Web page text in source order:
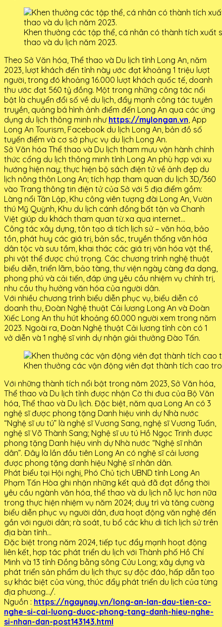
Khen thưởng các tập thể, cá nhân có thành tích xuất
thao và du lịch năm 2023.
Theo Sở Văn hóa, Thể thao và Du lịch tỉnh Long An, năm
2023, lượt khách đến tỉnh này ước đạt khoảng 1 triệu lượt
người, trong đó khoảng 16.000 lượt khách quốc tế, doanh
thu ước đạt 560 tỷ đồng. Một trong những công tác nổi
bật là chuyển đổi số về du lịch, đẩy mạnh công tác tuyên
truyền, quảng bá hình ảnh điểm đến Long An qua các ứng
dụng du lịch thông minh như https://mylongan.vn, App
Long An Tourism, Facebook du lịch Long An, bản đồ số
tuyến điểm và cơ sở phục vụ du lịch Long An.
Sở Văn hóa Thể thao và Du lịch tham mưu vận hành chính
thức cổng du lịch thông minh tỉnh Long An phù hợp với xu
hướng hiện nay; thực hiện bộ sách điện tử về ảnh đẹp du
lịch nông thôn Long An; tích hợp tham quan du lịch 3D/360
vào Trang thông tin điện tử của Sở với 5 địa điểm gồm:
Làng nổi Tân Lập, Khu công viên tượng đài Long An, Vườn
thú Mỹ Quỳnh, Khu du lịch cánh đồng bất tận và Chanh
Việt giúp du khách tham quan từ xa qua internet…
Công tác xây dựng, tôn tạo di tích lịch sử – văn hóa, bảo
tồn, phát huy các giá trị, bản sắc, truyền thống văn hóa
dân tộc và sưu tầm, khai thác các giá trị văn hóa vật thể,
phi vật thể được chú trọng. Các chương trình nghệ thuật
biểu diễn, triển lãm, bảo tàng, thư viện ngày càng đa dạng,
phong phú và cải tiến, đáp ứng yêu cầu nhiệm vụ chính trị,
nhu cầu thụ hưởng văn hóa của người dân.
Với nhiều chương trình biểu diễn phục vụ, biểu diễn có
doanh thu, Đoàn Nghệ thuật Cải lương Long An và Đoàn
Xiếc Long An thu hút khoảng 60.000 người xem trong năm
2023. Ngoài ra, Đoàn Nghệ thuật Cải lương tỉnh còn có 1
vở diễn và 1 nghệ sĩ vinh dự nhận giải thưởng Đào Tấn.
Khen thưởng các vận động viên đạt thành tích cao
Với những thành tích nổi bật trong năm 2023, Sở Văn hóa,
Thể thao và Du lịch tỉnh được nhận Cờ thi đua của Bộ Văn
hóa, Thể thao và Du lịch. Đặc biệt, năm qua Long An có 3
nghệ sĩ được phong tặng Danh hiệu vinh dự Nhà nước
“Nghệ sĩ ưu tú” là nghệ sĩ Vương Sang, nghệ sĩ Vương Tuấn,
nghệ sĩ Võ Thành Sang; Nghệ sĩ ưu tú Hồ Ngọc Trinh được
phong tặng Danh hiệu vinh dự Nhà nước “Nghệ sĩ nhân
dân”. Đây là lần đầu tiên Long An có nghệ sĩ cải lương
được phong tặng danh hiệu Nghệ sĩ nhân dân.
Phát biểu tại Hội nghị, Phó Chủ tịch UBND tỉnh Long An
Phạm Tấn Hòa ghi nhận những kết quả đã đạt đồng thời
yêu cầu ngành văn hóa, thể thao và du lịch nỗ lực hơn nữa
trong thực hiện nhiệm vụ năm 2024; duy trì và tăng cường
biểu diễn phục vụ người dân, đưa hoạt động văn nghệ đến
gần với người dân; rà soát, tu bổ các khu di tích lịch sử trên
địa bàn tỉnh…
Đặc biệt trong năm 2024, tiếp tục đẩy mạnh hoạt động
liên kết, hợp tác phát triển du lịch với Thành phố Hồ Chí
Minh và 13 tỉnh Đồng bằng sông Cửu Long; xây dựng và
phát triển sản phẩm du lịch thực sự độc đáo, hấp dẫn tạo
sự khác biệt của vùng, thúc đẩy phát triển du lịch của từng
địa phương…/.
Nguồn : https://ngaynay.vn/long-an-lan-dau-tien-co-
nghe-si-cai-luong-duoc-phong-tang-danh-hieu-nghe-
si-nhan-dan-post143143.html